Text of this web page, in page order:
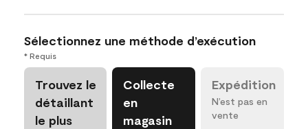
Sélectionnez une méthode d’exécution
* Requis
Trouvez le
détaillant
le plus
Collecte
en
magasin
Expédition
N’est pas en
vente